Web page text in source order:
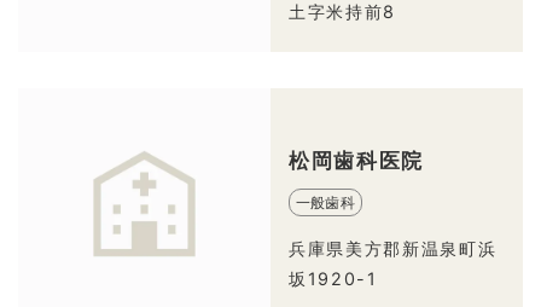
土字米持前8
松岡歯科医院
一般歯科
兵庫県美方郡新温泉町浜
坂1920-1